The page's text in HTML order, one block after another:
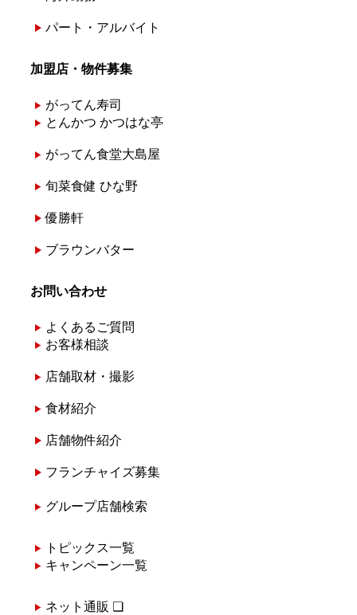
パート・アルバイト
加盟店・物件募集
がってん寿司
とんかつ かつはな亭
がってん食堂大島屋
旬菜食健 ひな野
優勝軒
ブラウンバター
お問い合わせ
よくあるご質問
お客様相談
店舗取材・撮影
食材紹介
店舗物件紹介
フランチャイズ募集
グループ店舗検索
トピックス一覧
キャンペーン一覧
ネット通販 ❏